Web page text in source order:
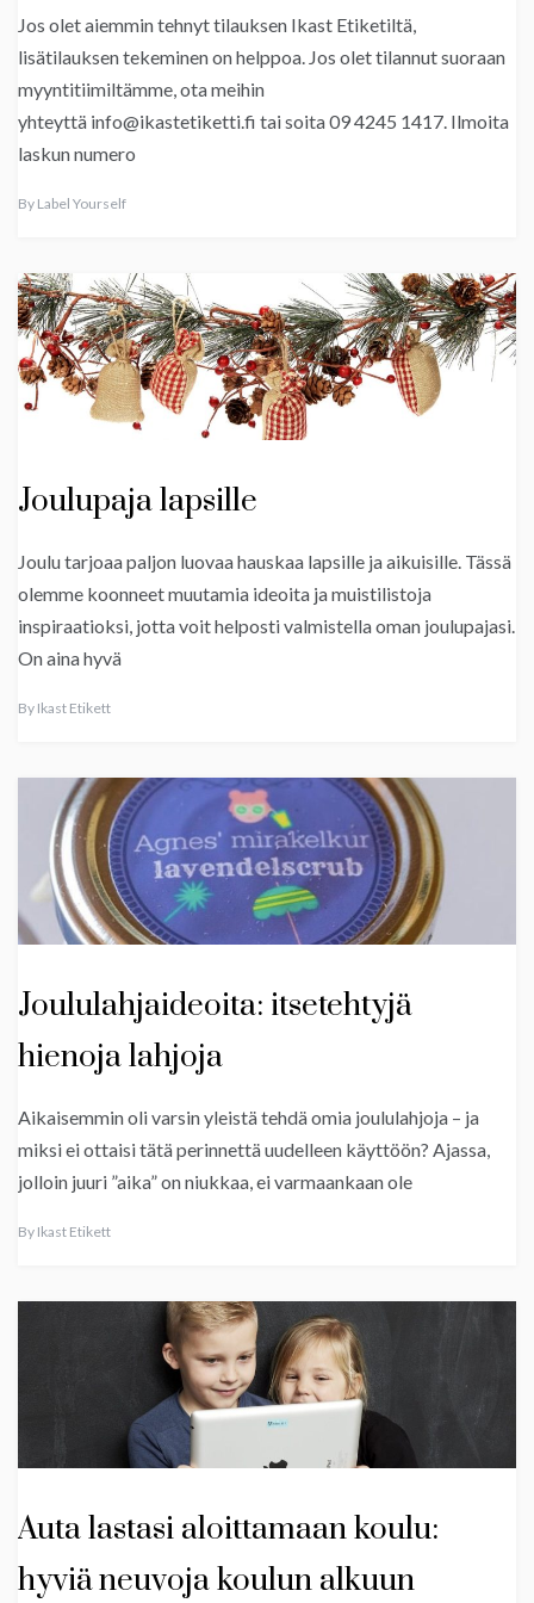
Jos olet aiemmin tehnyt tilauksen Ikast Etiketiltä,
lisätilauksen tekeminen on helppoa. Jos olet tilannut suoraan
myyntitiimiltämme, ota meihin
yhteyttä info@ikastetiketti.fi tai soita 09 4245 1417. Ilmoita
laskun numero
By Label Yourself
Joulupaja lapsille
Joulu tarjoaa paljon luovaa hauskaa lapsille ja aikuisille. Tässä
olemme koonneet muutamia ideoita ja muistilistoja
inspiraatioksi, jotta voit helposti valmistella oman joulupajasi.
On aina hyvä
By Ikast Etikett
Joululahjaideoita: itsetehtyjä
hienoja lahjoja
Aikaisemmin oli varsin yleistä tehdä omia joululahjoja – ja
miksi ei ottaisi tätä perinnettä uudelleen käyttöön? Ajassa,
jolloin juuri ”aika” on niukkaa, ei varmaankaan ole
By Ikast Etikett
Auta lastasi aloittamaan koulu:
hyviä neuvoja koulun alkuun